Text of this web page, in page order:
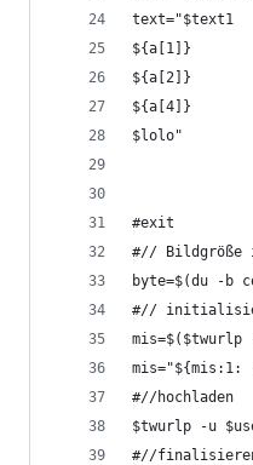
text="$text1
${a[1]}
${a[2]}
${a[4]}
$lolo"
#exit
#// Bildgröße
byte=$(du -b
#//
mis=$($twurlp
mis="${mis:1:
#//hochladen
$twurlp -u
#//